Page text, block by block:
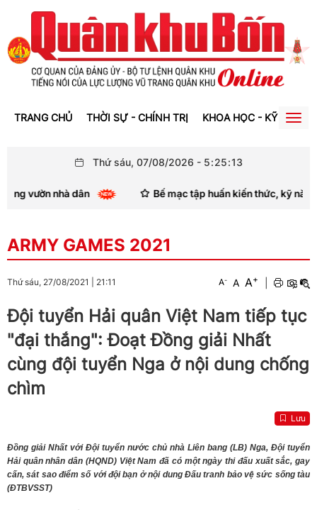
TRANG CHỦ THỜI SỰ - CHÍNH TRỊ KHOA HỌC - KỸ THUẬT
Thứ sáu, 07/08/2026 - 5:25:15
Bế mạc tập huấn kiến thức, kỹ năng thông tin,
ARMY GAMES 2021
Thứ sáu, 27/08/2021 21:11 A- A A+
Đội tuyển Hải quân Việt Nam tiếp tục
"đại thắng": Đoạt Đồng giải Nhất
cùng đội tuyển Nga ở nội dung chống
chìm
Lưu
Đồng giải Nhất với Đội tuyển nước chủ nhà Liên bang (LB) Nga, Đội tuyển
Hải quân nhân dân (HQND) Việt Nam đã có một ngày thi đấu xuất sắc, gay
cấn, sát sao điểm số với đội bạn ở nội dung Đấu tranh bảo vệ sức sống tàu
(ĐTBVSST)